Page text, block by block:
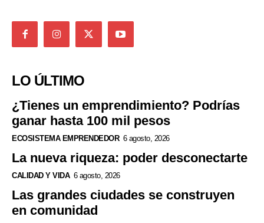
LO ÚLTIMO
¿Tienes un emprendimiento? Podrías
ganar hasta 100 mil pesos
ECOSISTEMA EMPRENDEDOR 6 agosto, 2026
La nueva riqueza: poder desconectarte
CALIDAD Y VIDA 6 agosto, 2026
Las grandes ciudades se construyen
en comunidad